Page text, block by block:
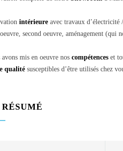
intérieure avec travaux
second oeuvre, aménagement (qui
avons mis en oeuvre nos compétences et
qualité susceptibles d’être utilisés chez